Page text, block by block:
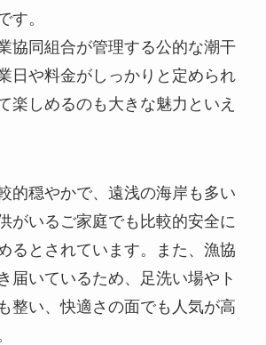
す。
協同組合が管理する公的な潮干
日や料金がしっかりと定められ
楽しめるのも大きな魅力といえ
的穏やかで、遠浅の海岸も多い
がいるご家庭でも比較的安全に
るとされています。また、漁協
届いているため、足洗い場やト
整い、快適さの面でも人気が高